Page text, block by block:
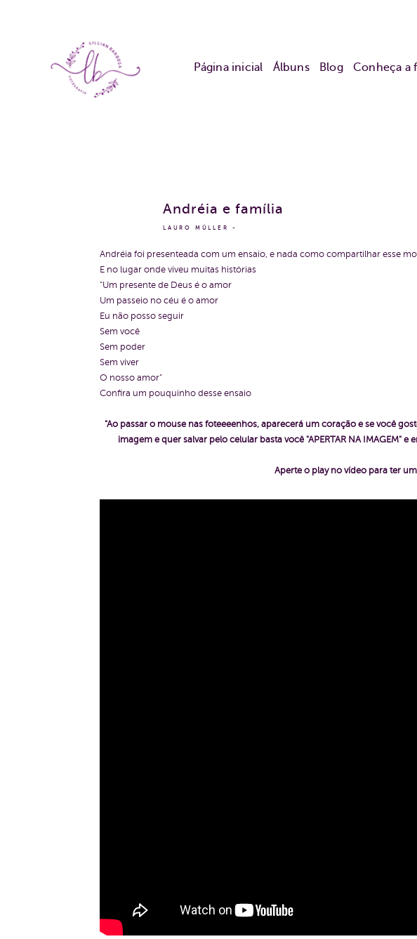
Página inicial Álbuns Blog Conheça a
LAURO MÜLLER
Andréia e família
Andréia foi presenteada com um ensaio, e nada como compartilhar esse
E no lugar onde viveu muitas histórias
"Um presente de Deus é o amor
Um passeio no céu é o amor
Eu não posso seguir
Sem você
Sem poder
Sem viver
O nosso amor"
Confira um pouquinho desse ensaio
"Ao passar o mouse nas foteeeenhos, aparecerá um coração e se você
imagem e quer salvar pelo celular basta você "APERTAR NA IMAGEM" e
Aperte o play no vídeo para ter